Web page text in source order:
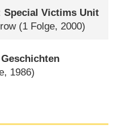
Special Victims Unit
(1 Folge, 2000)
1986)